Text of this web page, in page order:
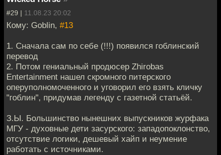
#29 | 11.08.23 20:02
Кому: Goblin, #13
1. Сначала сам по себе (!!!) появился гоблинский
перевод
2. Потом гениальный продюсер Zhirobas
Entertainment нашел скромного питерского
оперуполномоченного и уговорил его взять кличку
"гоблин", придумав легенду с газетной статьёй.
З.Ы. Большинство нынешних выпускников журфака
МГУ - духовные дети засурского: западопоклонство,
отсутствие логики, дешевый хайп и неумение
работать с источниками.